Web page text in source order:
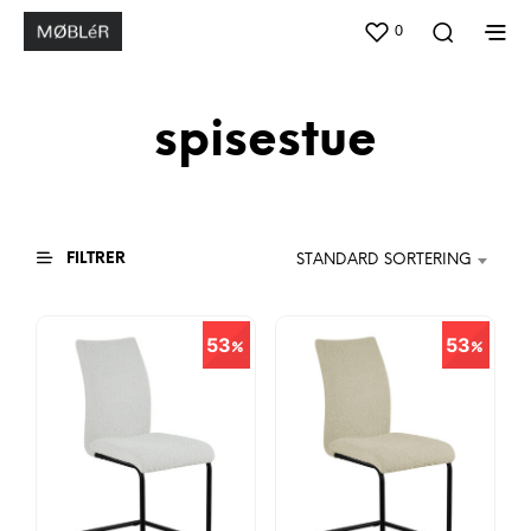
0
spisestue
FILTRER STANDARD SORTERING
53 53